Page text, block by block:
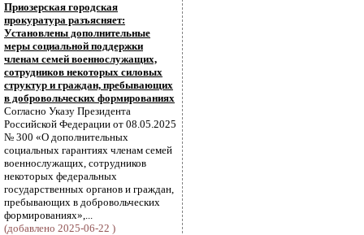
Приозерская городская
прокуратура разъясняет:
Установлены дополнительные
меры социальной поддержки
членам семей военнослужащих,
сотрудников некоторых силовых
структур и граждан, пребывающих
в добровольческих формированиях
Согласно Указу Президента
Российской Федерации от 08.05.2025
№ 300 «О дополнительных
социальных гарантиях членам семей
военнослужащих, сотрудников
некоторых федеральных
государственных органов и граждан,
пребывающих в добровольческих
формированиях»,...
(добавлено 2025-06-22 )